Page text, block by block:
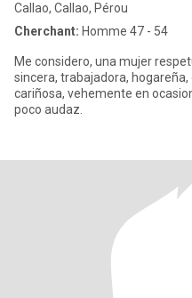
Callao, Callao, Pérou
Cherchant: Homme 47 - 54
Me considero, una mujer
sincera, trabajadora,
cariñosa, vehemente en
poco audaz.